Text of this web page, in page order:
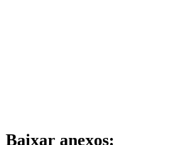
Baixar anexos: